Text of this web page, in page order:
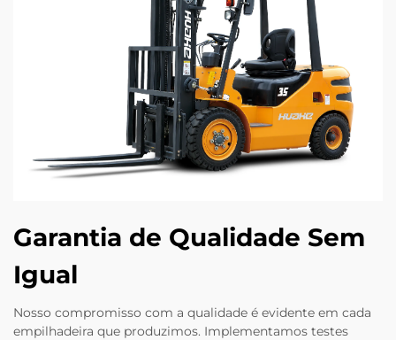
Garantia de Qualidade Sem
Igual
Nosso compromisso com a qualidade é evidente em cada
empilhadeira que produzimos. Implementamos testes